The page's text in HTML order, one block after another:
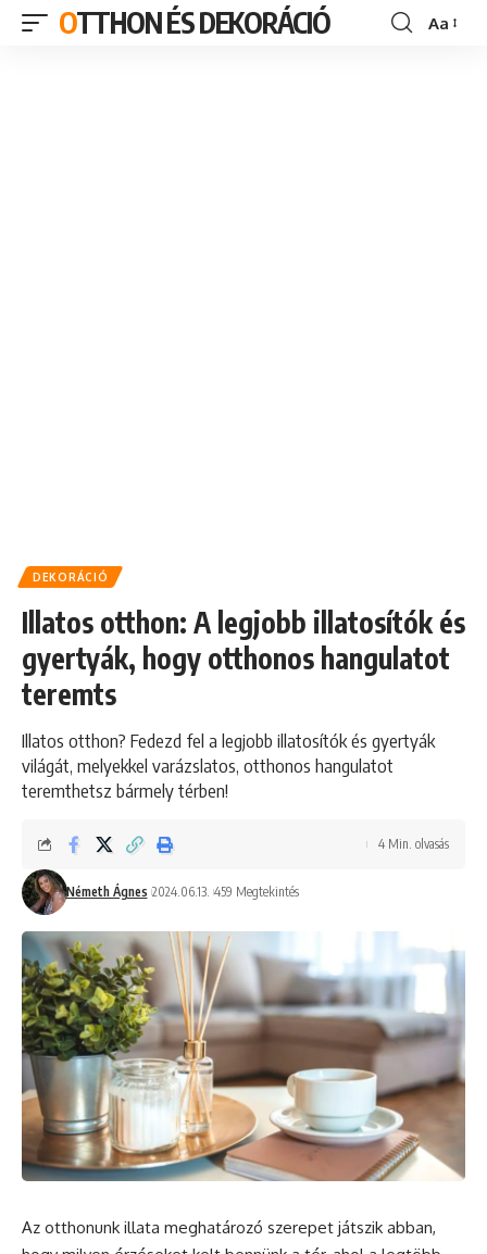
OTTHON ÉS DEKORÁCIÓ
Font
Aa
DEKORÁCIÓ
Illatos otthon: A legjobb illatosítók és
gyertyák, hogy otthonos hangulatot
teremts
Illatos otthon? Fedezd fel a legjobb illatosítók és gyertyák
világát, melyekkel varázslatos, otthonos hangulatot
teremthetsz bármely térben!
Németh Ágnes 2024.06.13. 459 Megtekintés
4 Min. olvasás
Az otthonunk illata meghatározó szerepet játszik abban,